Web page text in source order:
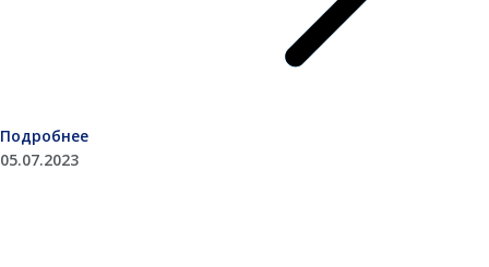
Подробнее
05.07.2023